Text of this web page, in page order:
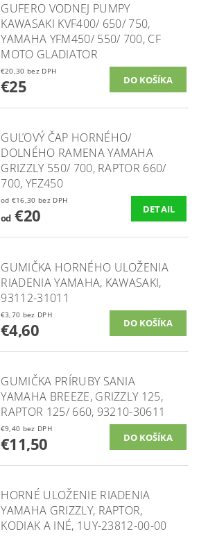
GUFERO VODNEJ PUMPY
KAWASAKI KVF400/ 650/ 750,
YAMAHA YFM450/ 550/ 700, CF
MOTO GLADIATOR
€20,30 bez DPH
€25
GUĽOVÝ ČAP HORNÉHO/
DOLNÉHO RAMENA YAMAHA
GRIZZLY 550/ 700, RAPTOR 660/
700, YFZ450
od €16,30 bez DPH
od€20 DETAIL
GUMIČKA HORNÉHO ULOŽENIA
RIADENIA YAMAHA, KAWASAKI,
93112-31011
€3,70 bez DPH
€4,60
GUMIČKA PRÍRUBY SANIA
YAMAHA BREEZE, GRIZZLY 125,
RAPTOR 125/ 660, 93210-30611
€9,40 bez DPH
€11,50
HORNÉ ULOŽENIE RIADENIA
YAMAHA GRIZZLY, RAPTOR,
KODIAK A INÉ, 1UY-23812-00-00